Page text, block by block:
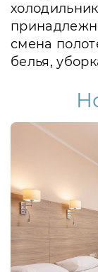
смена
белья,